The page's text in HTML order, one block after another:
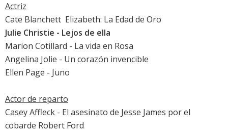
Actriz
Cate Blanchett Elizabeth: La Edad de Oro
Julie Christie - Lejos de ella
Marion Cotillard - La vida en Rosa
Angelina Jolie - Un corazón invencible
Ellen Page - Juno
Actor de reparto
Casey Affleck - El asesinato de Jesse James por el
cobarde Robert Ford